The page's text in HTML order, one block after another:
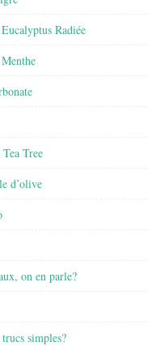
Radiée
Tree
d’olive
on en parle?
simples?